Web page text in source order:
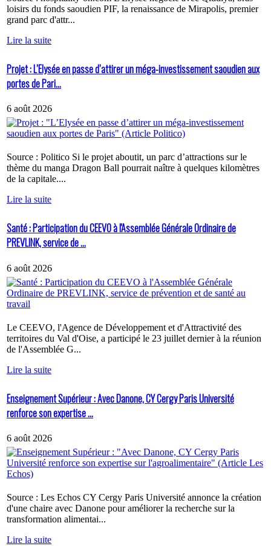
loisirs du fonds saoudien PIF, la renaissance de Mirapolis, premier
grand parc d'attr...
Lire la suite
Projet : L’Elysée en passe d’attirer un méga-investissement saoudien aux
portes de Pari...
6 août 2026
Source : Politico Si le projet aboutit, un parc d’attractions sur le
thème du manga Dragon Ball pourrait naître à quelques kilomètres
de la capitale....
Lire la suite
Santé : Participation du CEEVO à l'Assemblée Générale Ordinaire de
PREVLINK, service de ...
6 août 2026
Le CEEVO, l'Agence de Développement et d'Attractivité des
territoires du Val d'Oise, a participé le 23 juillet dernier à la réunion
de l'Assemblée G...
Lire la suite
Enseignement Supérieur : Avec Danone, CY Cergy Paris Université
renforce son expertise ...
6 août 2026
Source : Les Echos CY Cergy Paris Université annonce la création
d'une chaire avec Danone pour améliorer la recherche sur la
transformation alimentai...
Lire la suite